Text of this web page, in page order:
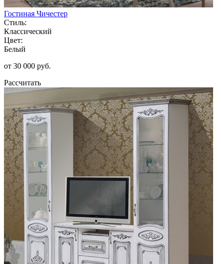
Гостиная Чичестер
Стиль:
Классический
Цвет:
Белый
от 30 000 руб.
Рассчитать